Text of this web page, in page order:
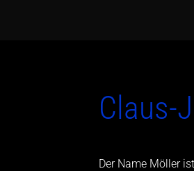
Claus-
Der Name Möller